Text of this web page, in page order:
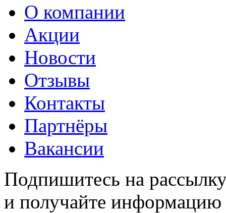
О компании
Акции
Новости
Отзывы
Контакты
Партнёры
Вакансии
Подпишитесь на
и получайте